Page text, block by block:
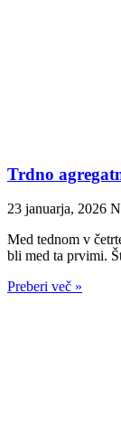
Trdno
23 januarja, 2026
Med tednom v
bli med ta prvimi.
Preberi več »